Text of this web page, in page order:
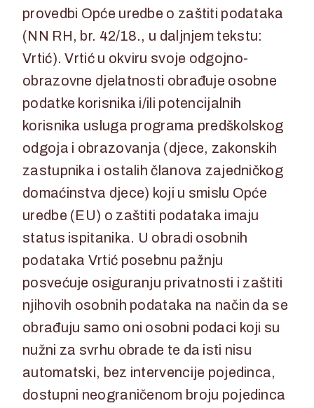
provedbi Opće uredbe o zaštiti podataka
(NN RH, br. 42/18., u daljnjem tekstu:
Vrtić). Vrtić u okviru svoje odgojno-
obrazovne djelatnosti obrađuje osobne
podatke korisnika i/ili potencijalnih
korisnika usluga programa predškolskog
odgoja i obrazovanja (djece, zakonskih
zastupnika i ostalih članova zajedničkog
domaćinstva djece) koji u smislu Opće
uredbe (EU) o zaštiti podataka imaju
status ispitanika. U obradi osobnih
podataka Vrtić posebnu pažnju
posvećuje osiguranju privatnosti i zaštiti
njihovih osobnih podataka na način da se
obrađuju samo oni osobni podaci koji su
nužni za svrhu obrade te da isti nisu
automatski, bez intervencije pojedinca,
dostupni neograničenom broju pojedinca